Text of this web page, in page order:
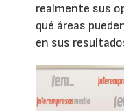
realmente sus
qué áreas
en sus